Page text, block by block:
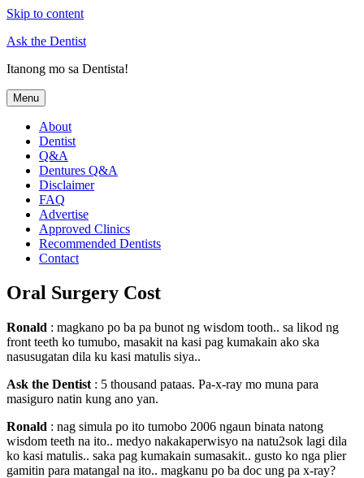
Skip to content
Ask the Dentist
Itanong mo sa Dentista!
Menu
About
Dentist
Q&A
Dentures Q&A
Disclaimer
FAQ
Advertise
Approved Clinics
Recommended Dentists
Contact
Oral Surgery Cost
Ronald : magkano po ba pa bunot ng wisdom tooth.. sa likod ng
front teeth ko tumubo, masakit na kasi pag kumakain ako ska
nasusugatan dila ku kasi matulis siya..
Ask the Dentist : 5 thousand pataas. Pa-x-ray mo muna para
masiguro natin kung ano yan.
Ronald : nag simula po ito tumobo 2006 ngaun binata natong
wisdom teeth na ito.. medyo nakakaperwisyo na natu2sok lagi dila
ko kasi matulis.. saka pag kumakain sumasakit.. gusto ko nga plier
gamitin para matangal na ito.. magkanu po ba doc ung pa x-ray?